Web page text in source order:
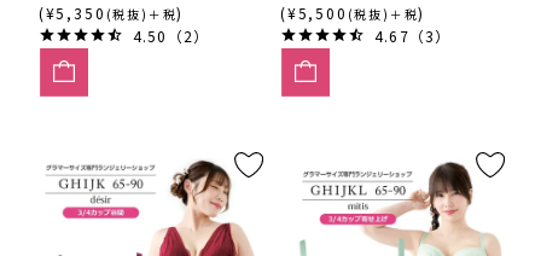
(¥5,350 (税抜)＋税)
4.50（2）
(¥5,500 (税抜)＋税)
4.67（3）